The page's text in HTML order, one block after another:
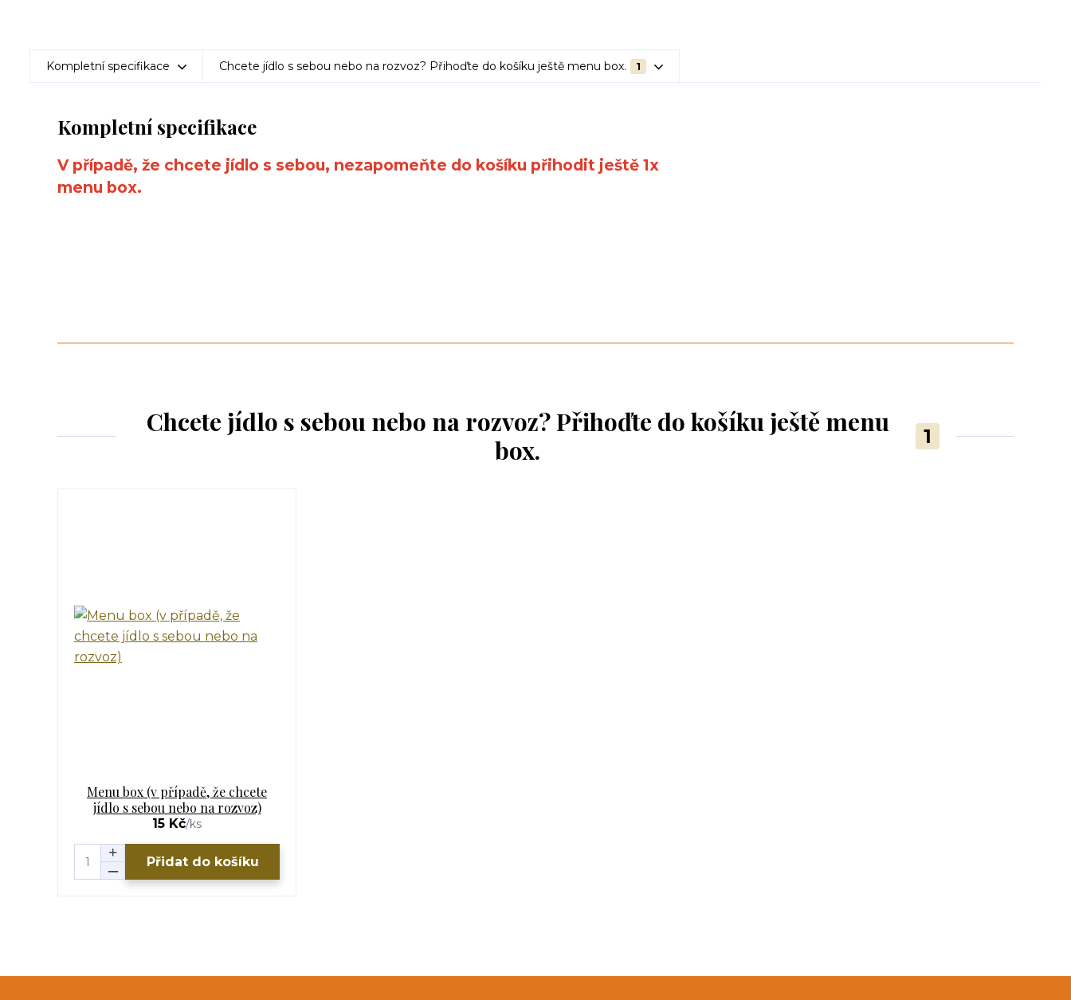
Kompletní specifikace Chcete jídlo s sebou nebo na rozvoz? Přihoďte do košíku ještě menu box. 1
Kompletní specifikace
V případě, že chcete jídlo s sebou, nezapomeňte do košíku přihodit ještě 1x
menu box.
Chcete jídlo s sebou nebo na rozvoz? Přihoďte do košíku ještě menu
box.
1
Menu box (v případě, že chcete
jídlo s sebou nebo na rozvoz)
15 Kč/ks
Přidat do košíku